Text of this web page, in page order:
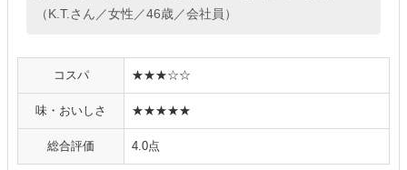
（K.T.さん／女性／46歳／会社員）
コスパ ★★★☆☆
味・おいしさ ★★★★★
総合評価 4.0点